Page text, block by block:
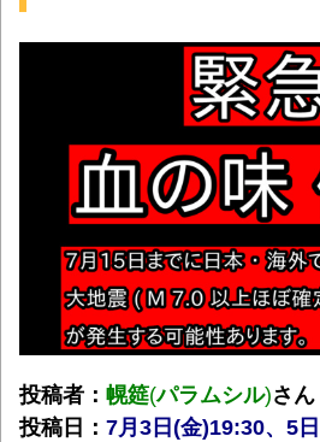
投稿者： 幌筵(パラムシル)さん
投稿日： 7月3 日(金)19:30、5